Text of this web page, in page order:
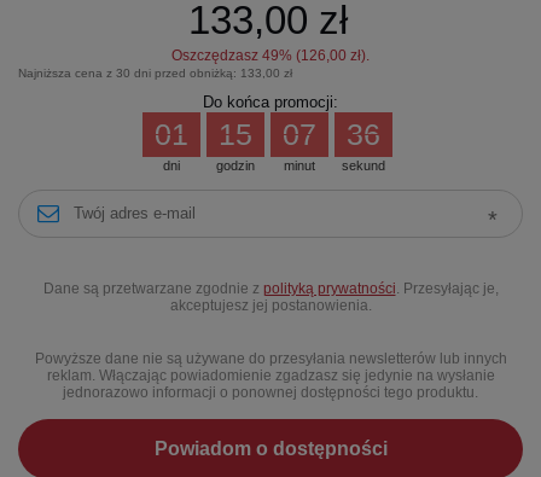
133,00 zł
Oszczędzasz 49% (126,00 zł).
Najniższa cena z 30 dni przed obniżką: 133,00 zł
Do końca promocji:
dni
01
godzin
15
minut
07
sekund
35
Dane są przetwarzane zgodnie z polityką prywatności . Przesyłając je,
akceptujesz jej postanowienia.
Powyższe dane nie są używane do przesyłania newsletterów lub innych
reklam. Włączając powiadomienie zgadzasz się jedynie na wysłanie
jednorazowo informacji o ponownej dostępności tego produktu.
Powiadom o dostępności